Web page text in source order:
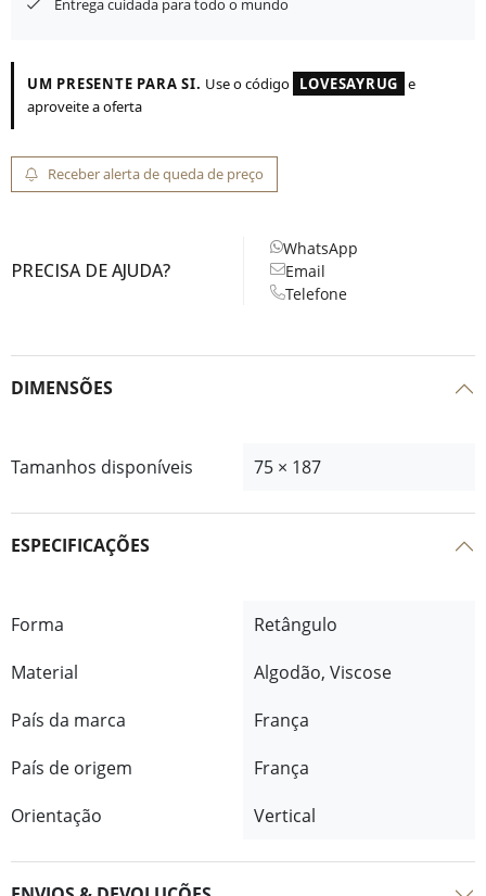
Entrega cuidada para todo o mundo
UM PRESENTE PARA SI. Use o código LOVESAYRUG e
aproveite a oferta
Receber alerta de queda de preço
PRECISA DE AJUDA?
WhatsApp
Email
Telefone
DIMENSÕES
Tamanhos disponíveis 75 × 187
ESPECIFICAÇÕES
Forma
Retângulo
Material
Algodão, Viscose
País da marca
França
País de origem
França
Orientação
Vertical